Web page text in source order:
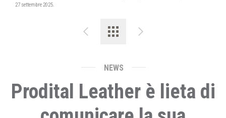
27 settembre 2025.
NEWS
Prodital Leather è lieta di